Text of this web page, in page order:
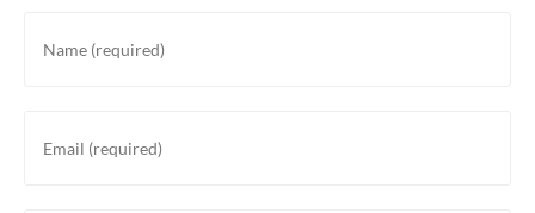
your
username
your